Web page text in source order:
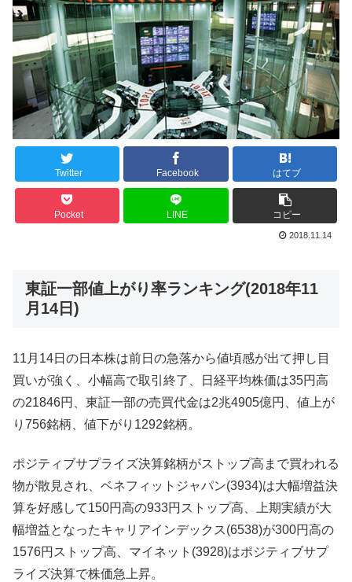
Twitter Facebook はてブ
Pocket LINE コピー
2018.11.14
東証一部値上がり率ランキング(2018年11
月14日)
11月14日の日本株は前日の急落から値頃感が出て押し目
買いが強く、小幅高で取引終了、日経平均株価は35円高
の21846円、東証一部の売買代金は2兆4905億円、値上が
り756銘柄、値下がり1292銘柄。
ポジティブサプライズ決算銘柄がストップ高まで買われる
物が散見され、ベネフィットジャパン(3934)は大幅増益決
算を好感して150円高の933円ストップ高、上期実績が大
幅増益となったキャリアインデックス(6538)が300円高の
1576円ストップ高、マイネット(3928)はポジティブサプ
ライズ決算で株価急上昇。